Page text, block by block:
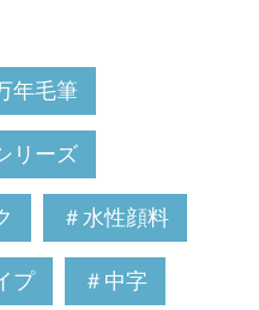
年毛筆
リーズ
＃水性顔料
プ ＃中字